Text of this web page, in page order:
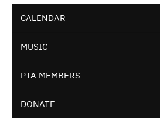
CALENDAR
MUSIC
PTA MEMBERS
DONATE